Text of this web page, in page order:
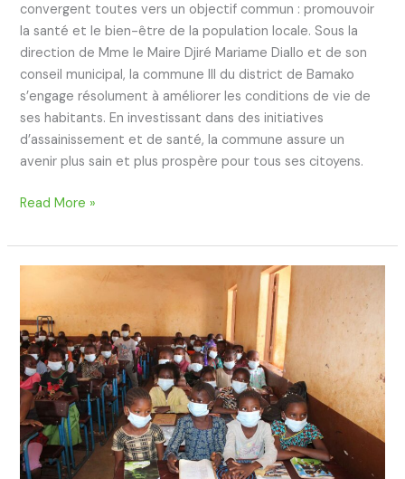
convergent toutes vers un objectif commun : promouvoir
la santé et le bien-être de la population locale. Sous la
direction de Mme le Maire Djiré Mariame Diallo et de son
conseil municipal, la commune III du district de Bamako
s’engage résolument à améliorer les conditions de vie de
ses habitants. En investissant dans des initiatives
d’assainissement et de santé, la commune assure un
avenir plus sain et plus prospère pour tous ses citoyens.
Read More »
cœur
des
préoccupations
de
la
commune
III